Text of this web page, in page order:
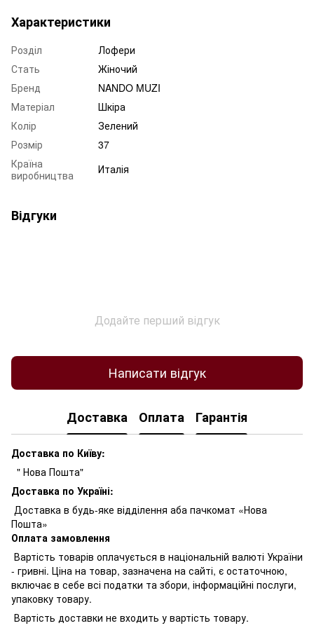
Характеристики
Розділ
Лофери
Стать
Жіночий
Бренд
NANDO MUZI
Матеріал
Шкіра
Колір
Зелений
Розмір
37
Країна
виробництва
Италія
Відгуки
Додайте перший відгук
Написати відгук
Доставка Оплата Гарантія
Доставка по Київу:
" Нова Пошта"
Доставка по Україні:
Доставка в будь-яке відділення аба пачкомат «Нова
Пошта»
Оплата замовлення
Вартість товарів оплачується в національній валюті України
- гривні. Ціна на товар, зазначена на сайті, є остаточною,
включає в себе всі податки та збори, інформаційні послуги,
упаковку товару.
Вартість доставки не входить у вартість товару.